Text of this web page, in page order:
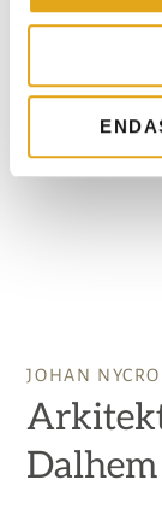
JOHAN